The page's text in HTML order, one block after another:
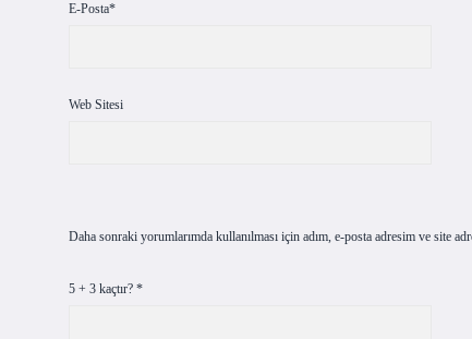
E-Posta*
Web Sitesi
Daha sonraki yorumlarımda kullanılması için adım, e-posta adresim ve site
5 + 3 kaçtır? *